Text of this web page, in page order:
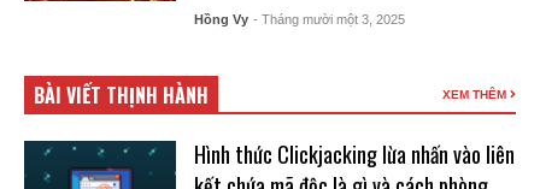
Hồng Vy - Tháng mười một 3, 2025
BÀI VIẾT THỊNH HÀNH XEM THÊM
Hình thức Clickjacking lừa nhấn vào liên